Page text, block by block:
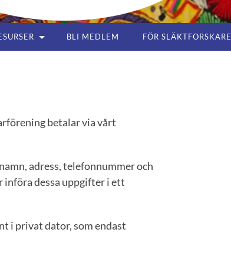
Gagnefs
Släktforskarförening
BLI MEDLEM FÖR SLÄKTFORSKARE
betalar via vårt
adress, telefonnummer och
införa dessa uppgifter i ett
i privat dator, som endast